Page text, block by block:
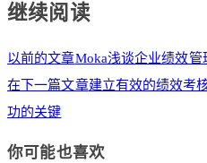
继续阅读
以前的文章Moka浅谈企业绩效
在下一篇文章建立有效的绩效考
功的关键
你可能也喜欢